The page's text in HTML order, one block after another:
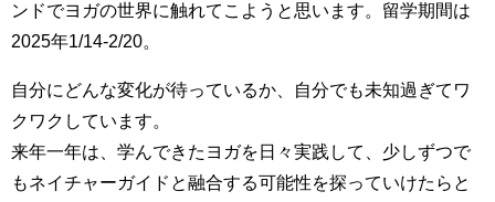
ンドでヨガの世界に触れてこようと思います。留学期間は
2025年1/14-2/20。
自分にどんな変化が待っているか、自分でも未知過ぎてワ
クワクしています。
来年一年は、学んできたヨガを日々実践して、少しずつで
もネイチャーガイドと融合する可能性を探っていけたらと